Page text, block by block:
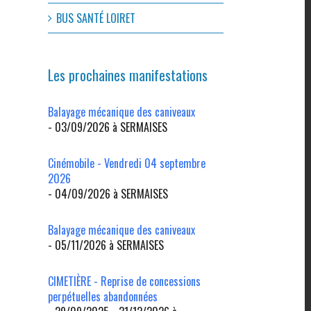
BUS SANTÉ LOIRET
Les prochaines manifestations
Balayage mécanique des caniveaux
- 03/09/2026 à SERMAISES
Cinémobile - Vendredi 04 septembre
2026
- 04/09/2026 à SERMAISES
Balayage mécanique des caniveaux
- 05/11/2026 à SERMAISES
CIMETIÈRE - Reprise de concessions
perpétuelles abandonnées